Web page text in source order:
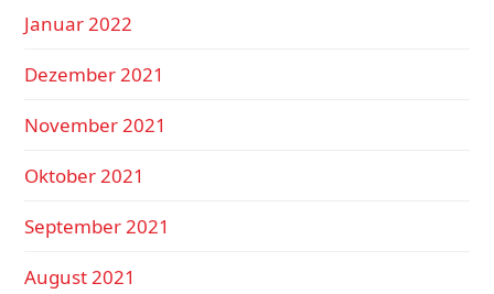
Januar 2022
Dezember 2021
November 2021
Oktober 2021
September 2021
August 2021